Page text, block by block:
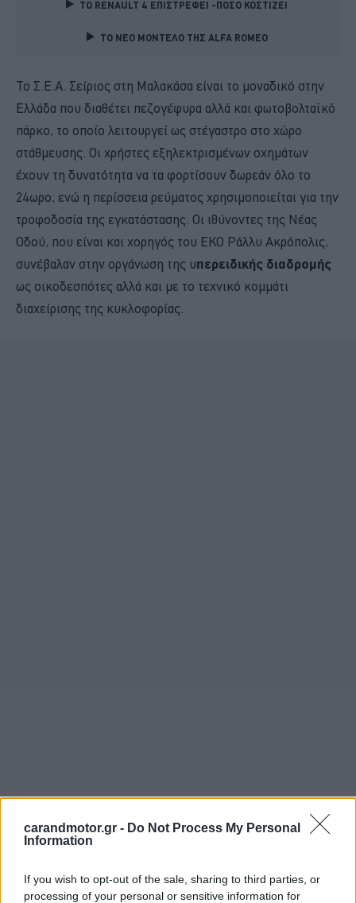
carandmotor.gr - Do Not Process My Personal
Information
If you wish to opt-out of the sale, sharing to third parties, or
processing of your personal or sensitive information for
TO RENAULT 4 ΕΠΙΣΤΡΕΦΕΙ -ΠΟΣΟ ΚΟΣΤΙΖΕΙ
TO NEO MONTΕΛΟ ΤΗΣ ALFA ROMEO
Το Σ.Ε.Α. Σείριος στη Μαλακάσα είναι το μοναδικό στην
Ελλάδα που διαθέτει πεζογέφυρα αλλά και φωτοβολταϊκό
πάρκο, το οποίο λειτουργεί ως στέγαστρο στο χώρο
στάθμευσης. Οι χρήστες εξηλεκτρισμένων οχημάτων
έχουν τη δυνατότητα να τα φορτίσουν δωρεάν όλο το
24ωρο, ενώ η περίσσεια ρεύματος χρησιμοποιείται για την
τροφοδοσία της εγκατάστασης. Οι ιθύνοντες της Νέας
Οδού, που είναι και χορηγός του ΕΚΟ Ράλλυ Ακρόπολις,
συνέβαλαν στην οργάνωση της υπερειδικής διαδρομής
ως οικοδεσπότες αλλά και με το τεχνικό κομμάτι
διαχείρισης της κυκλοφορίας.